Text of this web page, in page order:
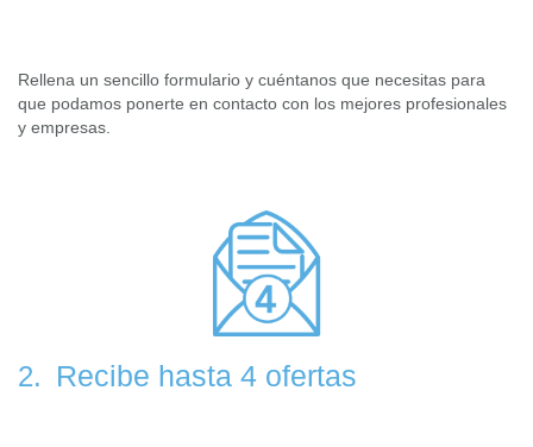
Rellena un sencillo formulario y cuéntanos que necesitas para
que podamos ponerte en contacto con los mejores profesionales
y empresas.
2. Recibe hasta 4 ofertas